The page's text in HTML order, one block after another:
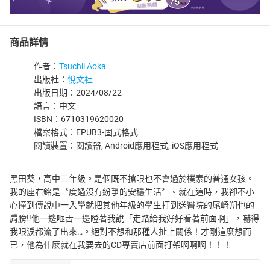
商品詳情
作者： Tsuchii Aoka
出版社： 悅文社
出版日期：2024/08/22
語言：中文
ISBN：6710319620020
檔案格式：EPUB3-固式格式
閱讀裝置：閱讀器, Android應用程式, iOS應用程式
黑田葵，高中三年級。是個既不搶眼也不會過於樸素的普通女孩。
我的座右銘是〝度過沒有紛爭的安穩生活〞。就在這時，我卻不小
心撞到傳說中一入學就把其他年級的學生打到送醫院的尾崎朔也的
肩膀!!他一邊咂舌一邊瞪著我說「走路給我好好看著前面啊」，嚇得
我眼淚都流了出來…。絕對不想和那種人扯上關係！才剛這麼想而
已，他為什麼就在我要去的CD專賣店前面打架啊啊啊！！！